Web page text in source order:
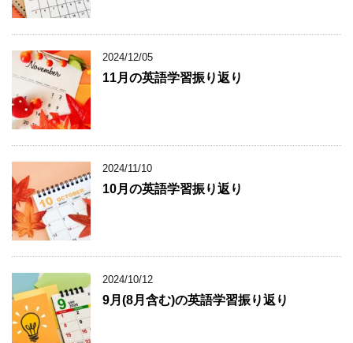
2024/12/05
11月の英語学習振り返り
2024/11/10
10月の英語学習振り返り
2024/10/12
9月(8月含む)の英語学習振り返り